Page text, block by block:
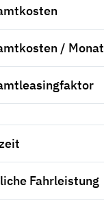
/ Monat
Fahrleistung